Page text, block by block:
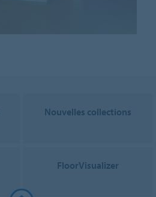
Nouvelles collections
FloorVisualizer